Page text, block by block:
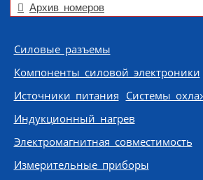
Архив номеров
Skip to content
Силовые разъемы
Компоненты силовой электроники
Источники питания Системы
Индукционный нагрев
Электромагнитная совместимость
Измерительные приборы